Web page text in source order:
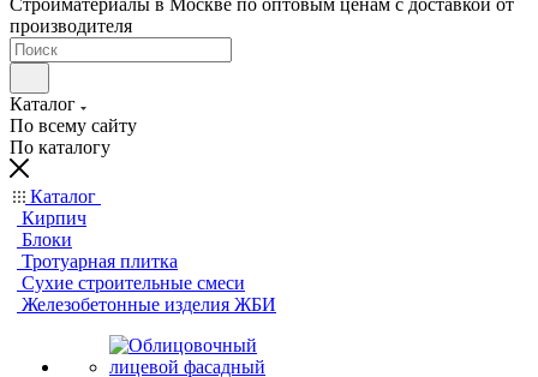
Стройматериалы в Москве по оптовым ценам с доставкой от
производителя
Каталог
По всему сайту
По каталогу
Каталог
Кирпич
Блоки
Тротуарная плитка
Сухие строительные смеси
Железобетонные изделия ЖБИ